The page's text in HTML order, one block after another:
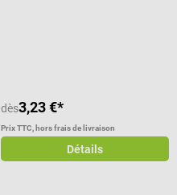
dès3,23 €*
Prix TTC, hors frais de livraison
Détails